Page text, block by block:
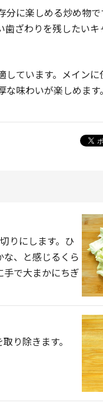
に楽しめる炒め物
ざわりを残したい
ています。メインに
味わいが楽しめます。
りにします。ひ
、と感じるくら
手で大まかにちぎ
り除きます。